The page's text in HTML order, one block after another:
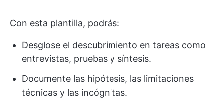
Con esta plantilla, podrás:
Desglose el descubrimiento en tareas como
entrevistas, pruebas y síntesis.
Documente las hipótesis, las limitaciones
técnicas y las incógnitas.